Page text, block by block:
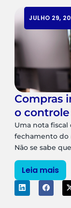
JULHO 29,
Compras
o
Uma nota
fechamento do
Não se sabe
Leia mais